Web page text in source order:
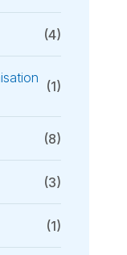
(4)
(1)
(8)
(3)
(1)